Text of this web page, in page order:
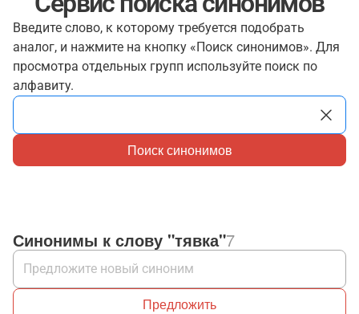
Введите слово, к которому требуется подобрать
аналог, и нажмите на кнопку «Поиск синонимов». Для
просмотра отдельных групп используйте поиск по
алфавиту.
Поиск синонимов
Синонимы к слову "тявка"7
Предложить